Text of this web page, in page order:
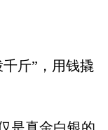
斤”，用钱撬